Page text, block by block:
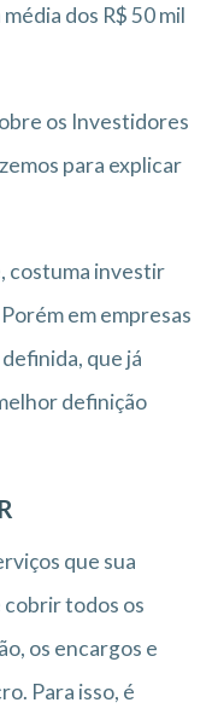
dos R$ 50 mil
os Investidores
para explicar
costuma investir
em empresas
que já
definição
que sua
cobrir todos os
os encargos e
Para isso, é